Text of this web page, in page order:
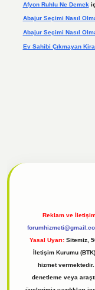
Afyon Ruhlu Ne Demek
Abajur Seçimi Nasıl
Abajur Seçimi Nasıl
Ev Sahibi Çıkmayan
Reklam ve
Yasal Uyarı: Sitemiz,
İletişim Kurumu
hizmet
denetleme veya